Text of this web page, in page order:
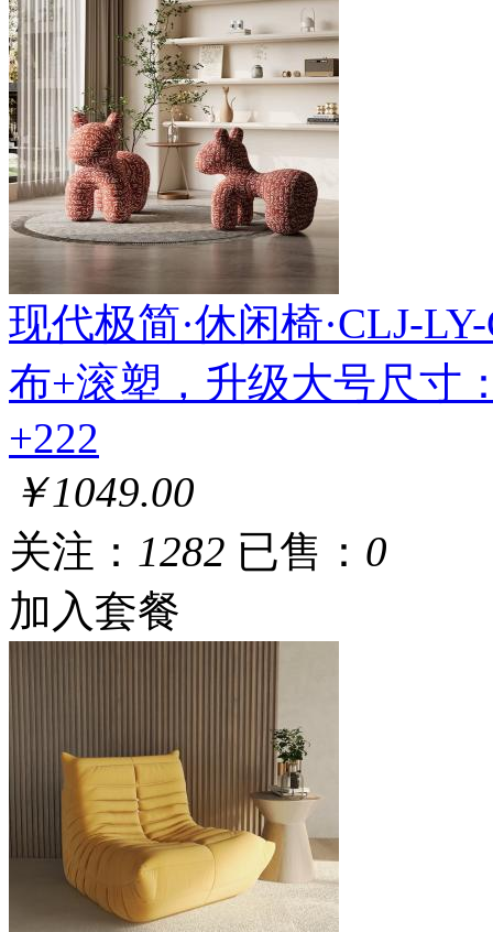
现代极简·休闲椅·CLJ-
布+滚塑，升级大号尺寸
+222
￥1049.00
关注： 1282 已售： 0
加入套餐